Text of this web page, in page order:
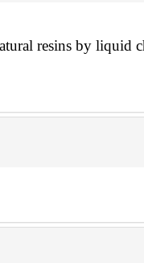
resins by liquid